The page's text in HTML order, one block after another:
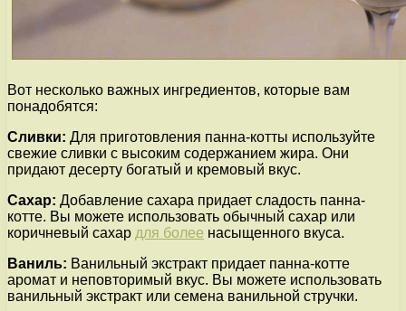
Вот несколько важных ингредиентов, которые вам
понадобятся:
Сливки: Для приготовления панна-котты используйте
свежие сливки с высоким содержанием жира. Они
придают десерту богатый и кремовый вкус.
Сахар: Добавление сахара придает сладость панна-
котте. Вы можете использовать обычный сахар или
коричневый сахар для более насыщенного вкуса.
Ваниль: Ванильный экстракт придает панна-котте
аромат и неповторимый вкус. Вы можете использовать
ванильный экстракт или семена ванильной стручки.